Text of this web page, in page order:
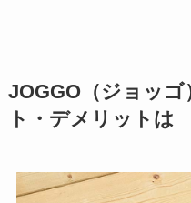
JOGGO（ジョッゴ
ト・デメリットは